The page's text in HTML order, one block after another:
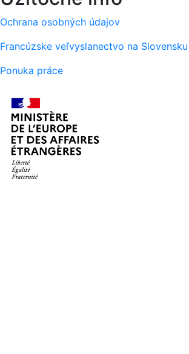
Ochrana osobných údajov
Francúzske veľvyslanectvo na Slovensku
Ponuka práce